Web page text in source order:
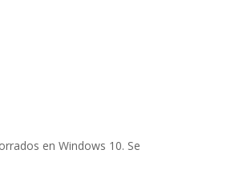
en Windows 10. Se